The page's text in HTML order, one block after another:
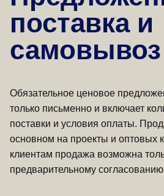
поставка и
самовывоз
Обязательное ценовое
только письменно и включает
поставки и условия оплаты.
основном на проекты и оптовых
клиентам продажа возможна
предварительному